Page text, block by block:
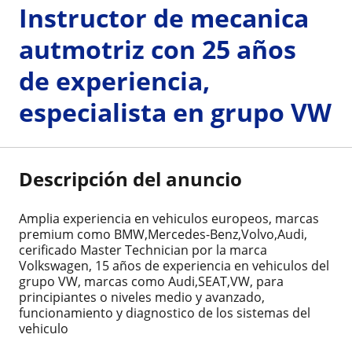
Instructor de mecanica
autmotriz con 25 años
de experiencia,
especialista en grupo VW
Descripción del anuncio
Amplia experiencia en vehiculos europeos, marcas
premium como BMW,Mercedes-Benz,Volvo,Audi,
cerificado Master Technician por la marca
Volkswagen, 15 años de experiencia en vehiculos del
grupo VW, marcas como Audi,SEAT,VW, para
principiantes o niveles medio y avanzado,
funcionamiento y diagnostico de los sistemas del
vehiculo